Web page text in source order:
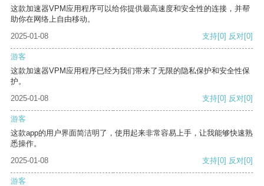
这款加速器VPM应用程序可以给你提供最高速度和安全性的连接，并帮
助你在网络上自由移动。
2025-01-08
支持[0] 反对[0]
游客
这款加速器VPM应用程序已经为我们带来了无限的隐私保护和安全性保
护。
2025-01-08
支持[0] 反对[0]
游客
这款app的用户界面简洁明了，使用起来非常容易上手，让我能够快速熟
悉操作。
2025-01-08
支持[0] 反对[0]
游客